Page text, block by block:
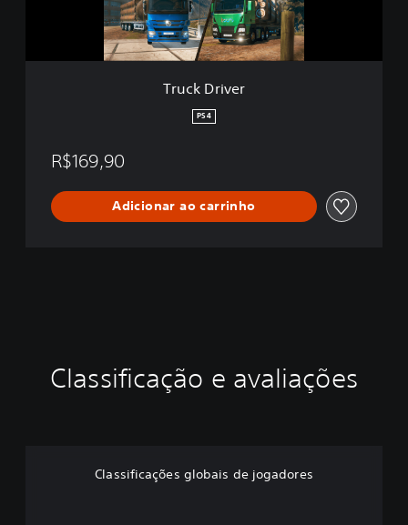
Truck Driver
PS4
R$169,90
Adicionar ao carrinho
Classificação e avaliações
Classificações globais de jogadores